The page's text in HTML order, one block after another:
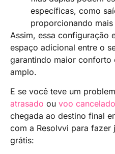
específicas, como
proporcionando
Assim, essa configuração
espaço adicional entre o
garantindo maior conforto
amplo.
E se você teve um
atrasado ou voo cancelado
chegada ao destino final
com a Resolvvi para fazer
grátis: